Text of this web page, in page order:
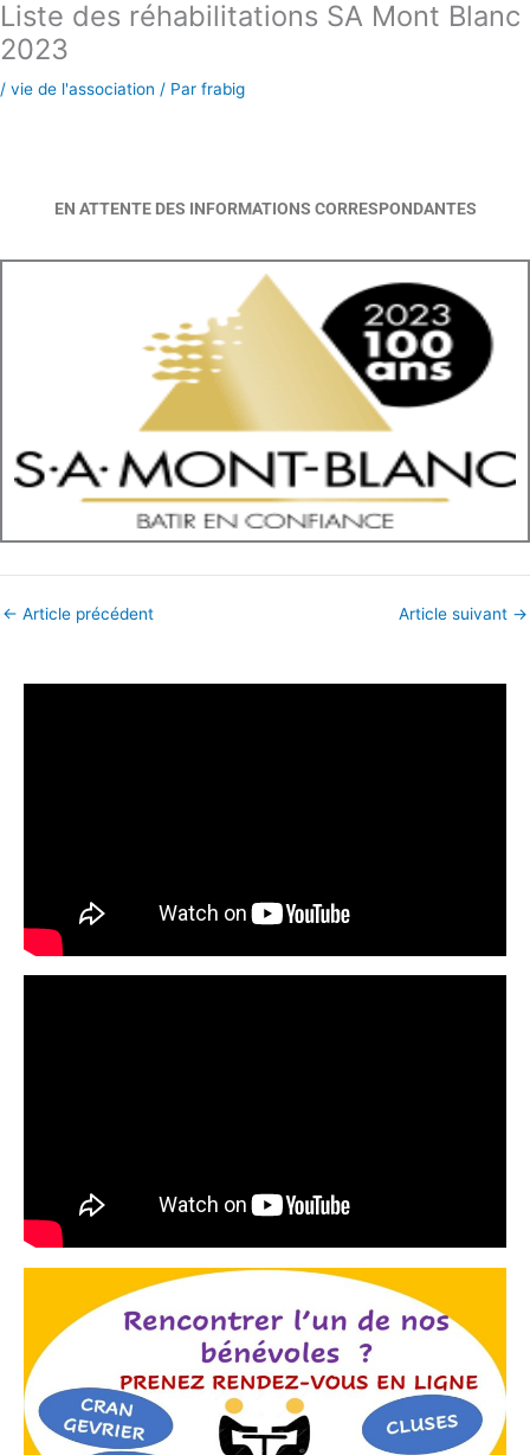
Aller
au
contenu
Liste des réhabilitations SA Mont Blanc
2023
/ vie de l'association / Par frabig
EN ATTENTE DES INFORMATIONS CORRESPONDANTES
← Article précédent Article suivant →